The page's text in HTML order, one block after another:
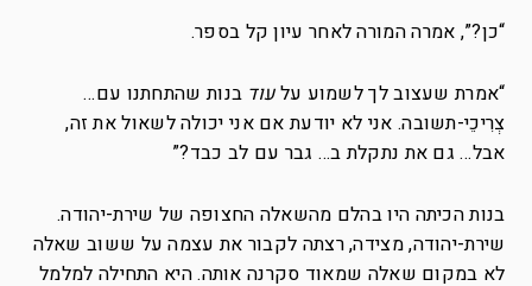
“כן?”, אמרה המורה לאחר עיון קל בספר.
“אמרת שעצוב לך לשמוע עלעוד בנות שהתחתנו עם…
צְרִיכֵי-תשובה. אני לא יודעת אם אני יכולה לשאול את זה,
אבל… גם את נתקלת ב… גבר עם לב כבד?”
בנות הכיתה היו בהלם מהשאלה החצופה של שירת-יהודה.
שירת-יהודה, מצידה, רצתה לקבור את עצמה על ששוב שאלה
לא במקום שאלה שמאוד סקרנה אותה. היא התחילה למלמל